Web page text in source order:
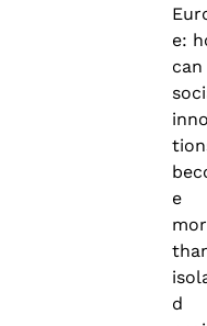
e:
can
e
d